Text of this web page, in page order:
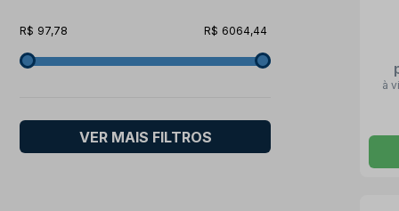
97,78 6064,44
VER MAIS FILTROS
à